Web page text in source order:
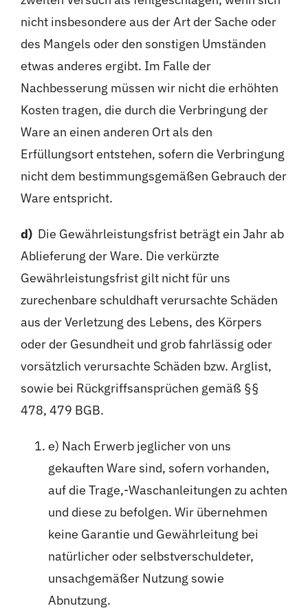
nicht insbesondere aus der Art der Sache oder
des Mangels oder den sonstigen Umständen
etwas anderes ergibt. Im Falle der
Nachbesserung müssen wir nicht die erhöhten
Kosten tragen, die durch die Verbringung der
Ware an einen anderen Ort als den
Erfüllungsort entstehen, sofern die Verbringung
nicht dem bestimmungsgemäßen Gebrauch der
Ware entspricht.
d) Die Gewährleistungsfrist beträgt ein Jahr ab
Ablieferung der Ware. Die verkürzte
Gewährleistungsfrist gilt nicht für uns
zurechenbare schuldhaft verursachte Schäden
aus der Verletzung des Lebens, des Körpers
oder der Gesundheit und grob fahrlässig oder
vorsätzlich verursachte Schäden bzw. Arglist,
sowie bei Rückgriffsansprüchen gemäß §§
478, 479 BGB.
e) Nach Erwerb jeglicher von uns
gekauften Ware sind, sofern vorhanden,
auf die Trage,-Waschanleitungen zu achten
und diese zu befolgen. Wir übernehmen
keine Garantie und Gewährleitung bei
natürlicher oder selbstverschuldeter,
unsachgemäßer Nutzung sowie
Abnutzung.